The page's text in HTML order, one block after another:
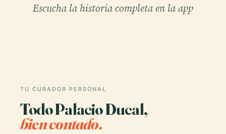
Escucha la historia completa en la app
TU CURADOR PERSONAL
Todo Palacio Ducal,
bien contado.